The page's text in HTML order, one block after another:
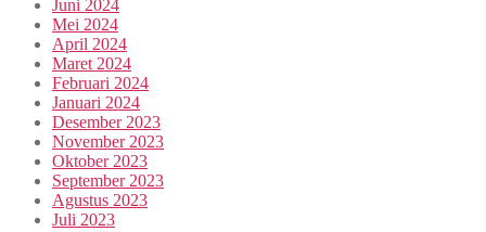
Juni 2024
Mei 2024
April 2024
Maret 2024
Februari 2024
Januari 2024
Desember 2023
November 2023
Oktober 2023
September 2023
Agustus 2023
Juli 2023